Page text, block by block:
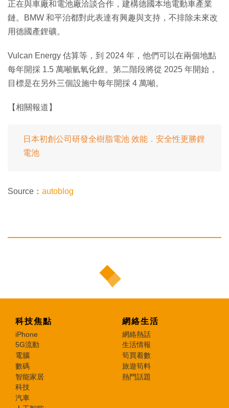
正在與車廠和電池廠洽談合作，建構德國本地電動車產業
鏈。BMW 和平治都對此表達有興趣與支持，不排除未來改
用德國產鋰礦。
Vulcan Energy 估算等，到 2024 年，他們可以在兩個地點
每年開採 1.5 萬噸氫氧化鋰。第二階段將從 2025 年開始，
目標是在另外三個設施中每年開採 4 萬噸。
【相關報道】
日本初創公司研發全樹脂電池 效能．安全性更勝鋰
電池
Source： autoblog
科技焦點
iPhone
5G流動
電腦
數碼
智能家居
科技
汽車
網絡生活
網絡熱話
生活情報
筍買着數
旅遊筍料
熱門話題